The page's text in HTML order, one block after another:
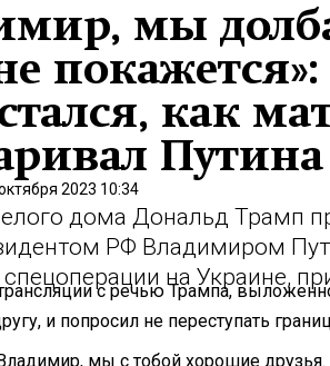
мы
как
2023 10:34
дома Дональд Трамп
РФ Владимиром
на Украине,
с речью Трампа,
и попросил не переступать
мы с тобой хорошие